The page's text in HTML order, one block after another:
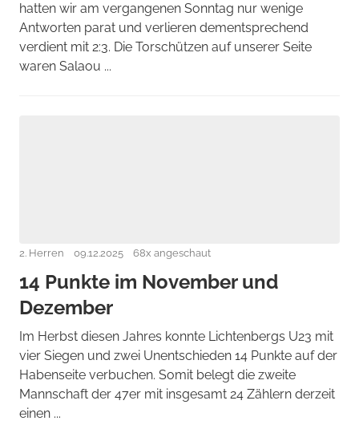
hatten wir am vergangenen Sonntag nur wenige
Antworten parat und verlieren dementsprechend
verdient mit 2:3. Die Torschützen auf unserer Seite
waren Salaou ...
2. Herren 09.12.2025 68x angeschaut
14 Punkte im November und
Dezember
Im Herbst diesen Jahres konnte Lichtenbergs U23 mit
vier Siegen und zwei Unentschieden 14 Punkte auf der
Habenseite verbuchen. Somit belegt die zweite
Mannschaft der 47er mit insgesamt 24 Zählern derzeit
einen ...